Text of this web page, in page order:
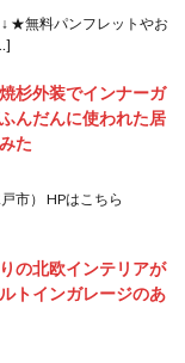
★無料パンフレットやお
杉外装でインナーガ
んだんに使われた居
た
市） HPはこちら
の北欧インテリアが
トインガレージのあ